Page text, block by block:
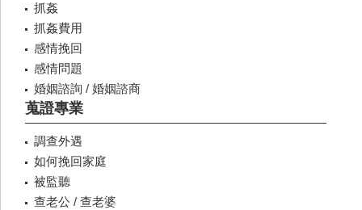
抓姦
抓姦費用
感情挽回
感情問題
婚姻諮詢 / 婚姻諮商
蒐證專業
調查外遇
如何挽回家庭
被監聽
查老公 / 查老婆